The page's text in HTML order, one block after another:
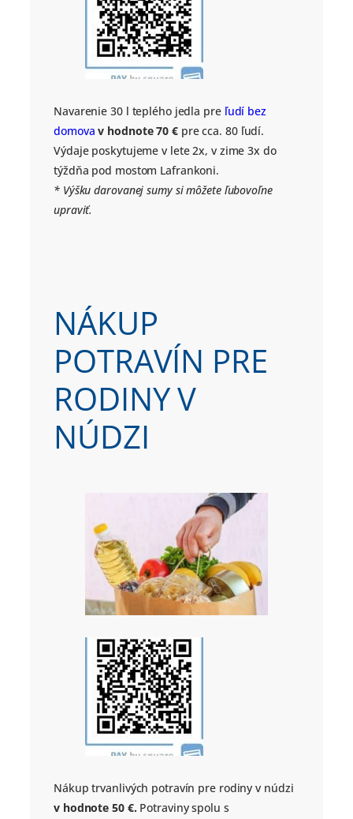
Navarenie 30 l teplého jedla pre ľudí bez
domova v hodnote 70 €pre cca. 80 ľudí.
Výdaje poskytujeme v lete 2x, v zime 3x do
týždňa pod mostom Lafrankoni.
* Výšku darovanej sumy si môžete ľubovoľne
upraviť.
NÁKUP
POTRAVÍN PRE
RODINY V
NÚDZI
Nákup trvanlivých potravín pre rodiny v núdzi
v hodnote 50 €. Potraviny spolu s